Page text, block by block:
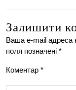
Залишити
Ваша e-mail адреса
поля позначені *
Коментар *